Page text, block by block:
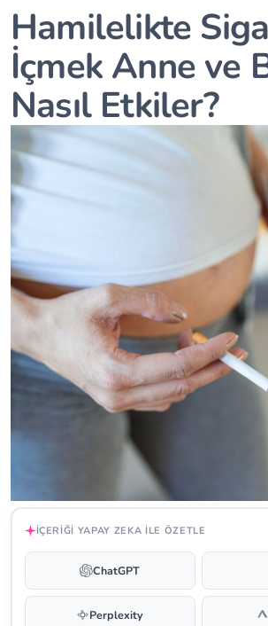
Hamilelikte
İçmek Anne ve
Nasıl Etkiler?
İÇERIĞI YAPAY ZEKA ILE ÖZETLE
ChatGPT
Perplexity